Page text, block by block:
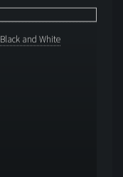
Black and White